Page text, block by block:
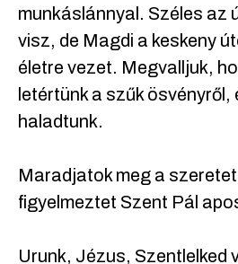
munkáslánnyal. Széles az
visz, de Magdi a keskeny
életre vezet. Megvalljuk,
letértünk a szűk
haladtunk.
Maradjatok meg a
figyelmeztet Szent Pál
Urunk, Jézus, Szentlelked